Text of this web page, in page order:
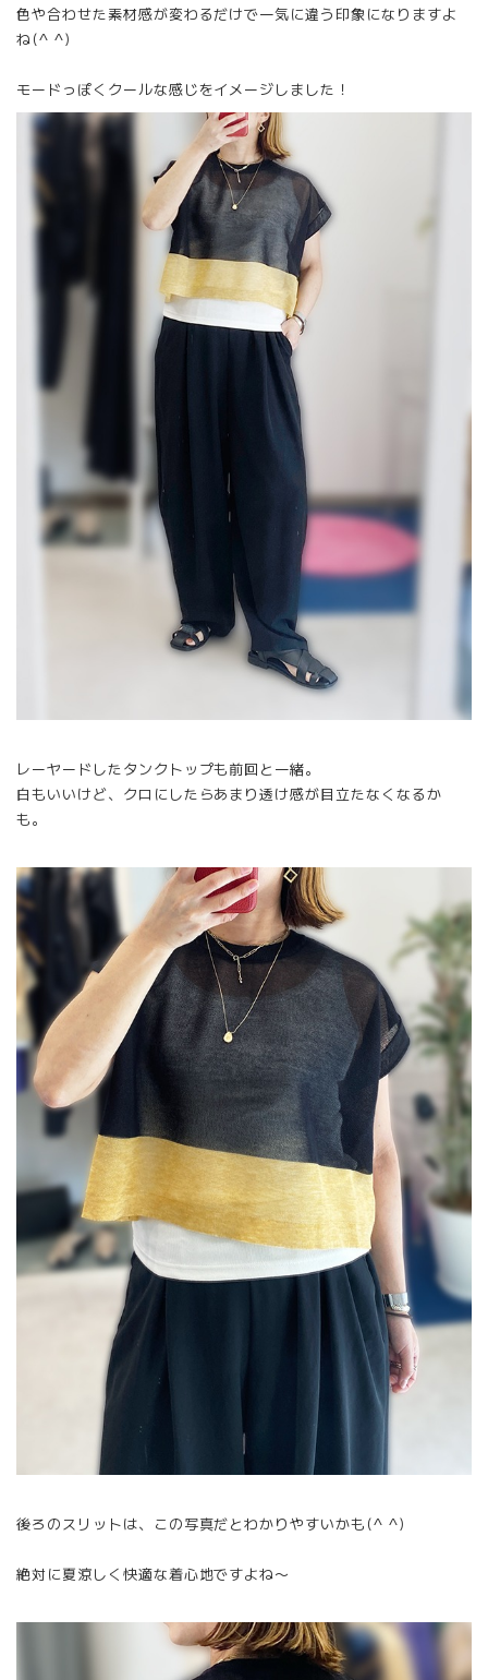
色や合わせた素材感が変わるだけで一気に違う印象になりますよ
ね(^ ^)
モードっぽくクールな感じをイメージしました！
レーヤードしたタンクトップも前回と一緒。
白もいいけど、クロにしたらあまり透け感が目立たなくなるか
も。
後ろのスリットは、この写真だとわかりやすいかも(^ ^)
絶対に夏涼しく快適な着心地ですよね〜